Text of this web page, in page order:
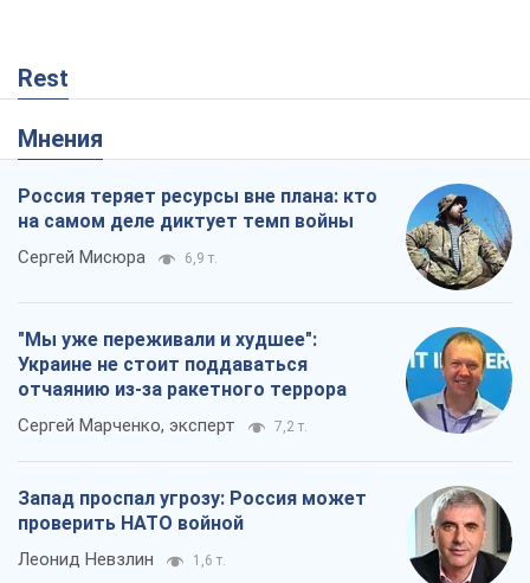
Rest
Мнения
Россия теряет ресурсы вне плана: кто
на самом деле диктует темп войны
Сергей Мисюра 6,9 т.
"Мы уже переживали и худшее":
Украине не стоит поддаваться
отчаянию из-за ракетного террора
Сергей Марченко, эксперт 7,2 т.
Запад проспал угрозу: Россия может
проверить НАТО войной
Леонид Невзлин 1,6 т.